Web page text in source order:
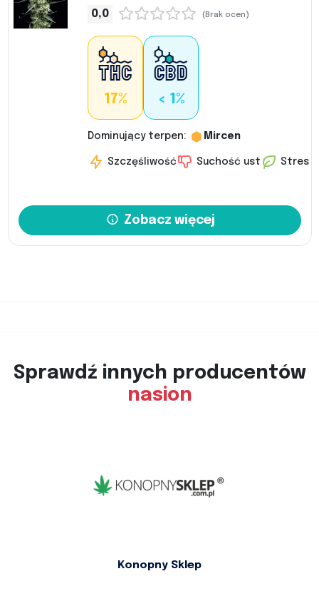
0,0 (Brak ocen)
17% < 1%
Dominujący terpen: Mircen
Szczęśliwość Suchość ust Stres
Zobacz więcej
Sprawdź innych producentów
nasion
Konopny Sklep